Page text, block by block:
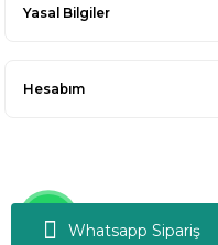
Whatsapp Sipariş
Yasal Bilgiler
Hesabım
Copyright 2025 © Her hakkı